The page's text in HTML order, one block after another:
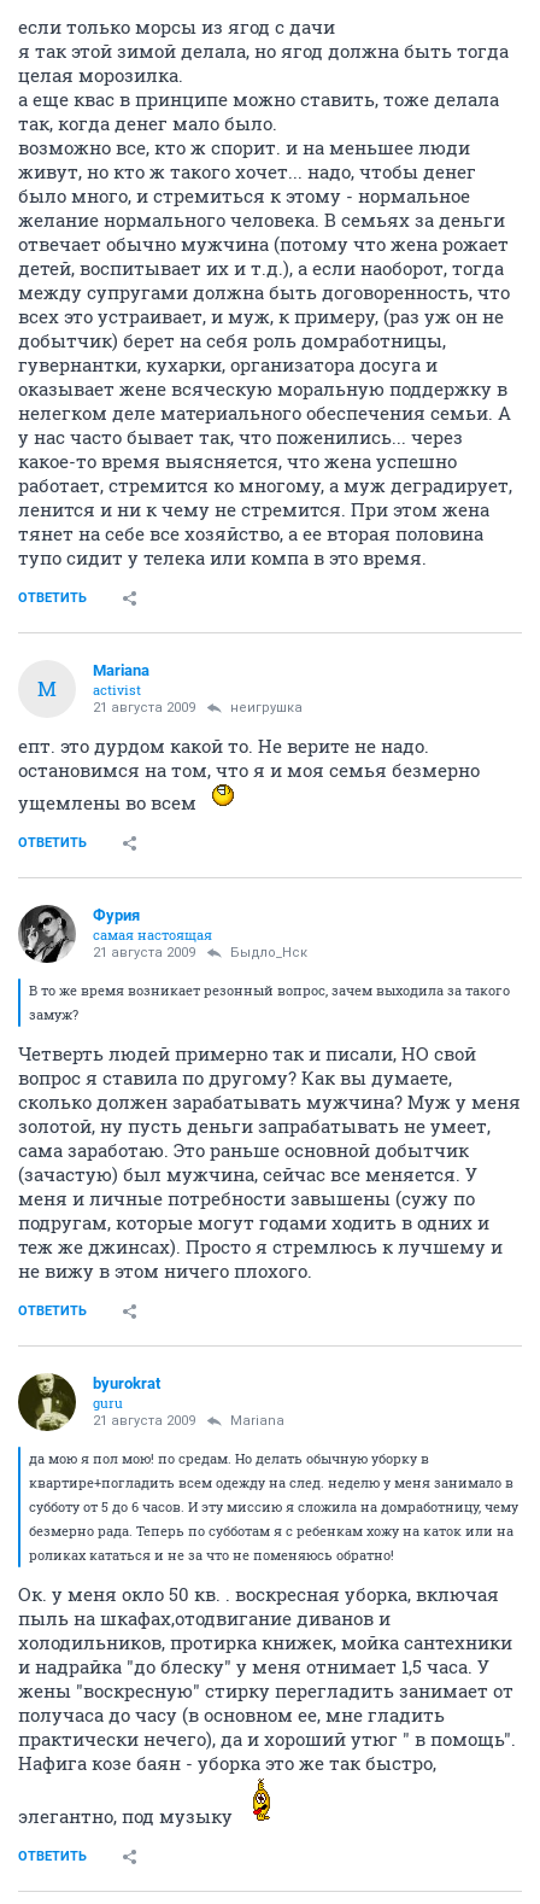
если только морсы из ягод с дачи
я так этой зимой делала, но ягод должна быть тогда
целая морозилка.
а еще квас в принципе можно ставить, тоже делала
так, когда денег мало было.
возможно все, кто ж спорит. и на меньшее люди
живут, но кто ж такого хочет... надо, чтобы денег
было много, и стремиться к этому - нормальное
желание нормального человека. В семьях за деньги
отвечает обычно мужчина (потому что жена рожает
детей, воспитывает их и т.д.), а если наоборот, тогда
между супругами должна быть договоренность, что
всех это устраивает, и муж, к примеру, (раз уж он не
добытчик) берет на себя роль домработницы,
гувернантки, кухарки, организатора досуга и
оказывает жене всяческую моральную поддержку в
нелегком деле материального обеспечения семьи. А
у нас часто бывает так, что поженились... через
какое-то время выясняется, что жена успешно
работает, стремится ко многому, а муж деградирует,
ленится и ни к чему не стремится. При этом жена
тянет на себе все хозяйство, а ее вторая половина
тупо сидит у телека или компа в это время.
ОТВЕТИТЬ
M
Mariana
activist
21 августа 2009 неигрушка
епт. это дурдом какой то. Не верите не надо.
остановимся на том, что я и моя семья безмерно
ущемлены во всем
ОТВЕТИТЬ
Фурия
самая настоящая
21 августа 2009 Быдло_Нск
В то же время возникает резонный вопрос, зачем выходила за такого
замуж?
Четверть людей примерно так и писали, НО свой
вопрос я ставила по другому? Как вы думаете,
сколько должен зарабатывать мужчина? Муж у меня
золотой, ну пусть деньги запрабатывать не умеет,
сама заработаю. Это раньше основной добытчик
(зачастую) был мужчина, сейчас все меняется. У
меня и личные потребности завышены (сужу по
подругам, которые могут годами ходить в одних и
теж же джинсах). Просто я стремлюсь к лучшему и
не вижу в этом ничего плохого.
ОТВЕТИТЬ
byurokrat
guru
21 августа 2009 Mariana
да мою я пол мою! по средам. Но делать обычную уборку в
квартире+погладить всем одежду на след. неделю у меня занимало в
субботу от 5 до 6 часов. И эту миссию я сложила на домработницу, чему
безмерно рада. Теперь по субботам я с ребенкам хожу на каток или на
роликах кататься и не за что не поменяюсь обратно!
Ок. у меня окло 50 кв. . воскресная уборка, включая
пыль на шкафах,отодвигание диванов и
холодильников, протирка книжек, мойка сантехники
и надрайка "до блеску" у меня отнимает 1,5 часа. У
жены "воскресную" стирку перегладить занимает от
получаса до часу (в основном ее, мне гладить
практически нечего), да и хороший утюг " в помощь".
Нафига козе баян - уборка это же так быстро,
элегантно, под музыку
ОТВЕТИТЬ